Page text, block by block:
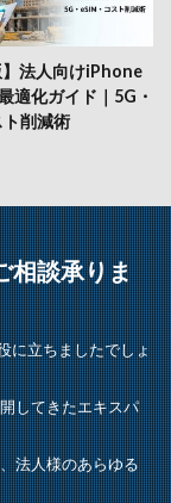
】法人向けiPhone
適化ガイド｜5G・
削減術
相談承りま
に立ちましたでしょ
してきたエキスパ
法人様のあらゆる